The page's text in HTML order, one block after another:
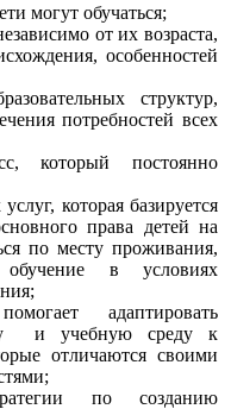
могут обучаться;
от их возраста,
особенностей
структур,
потребностей всех
который постоянно
которая базируется
права детей на
по месту проживания,
обучение в условиях
адаптировать
и учебную среду к
отличаются своими
по созданию